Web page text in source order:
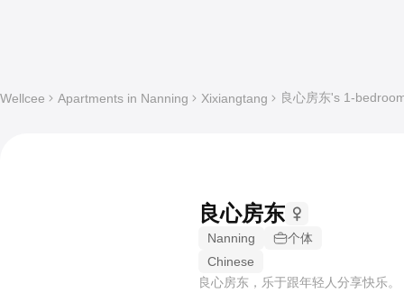
Wellcee Apartments in Nanning Xixiangtang 良心房东's 1-
良心房东
Nanning
个体
Chinese
良心房东，乐于跟年轻人分享快乐。